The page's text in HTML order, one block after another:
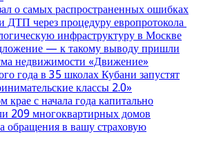
о самых распространенных ошибках
ДТП через процедуру европротокола
инфраструктуру в Москве
— к такому выводу пришли
недвижимости «Движение»
года в 35 школах Кубани запустят
классы 2.0»
крае с начала года капитально
209 многоквартирных домов
обращения в вашу страховую